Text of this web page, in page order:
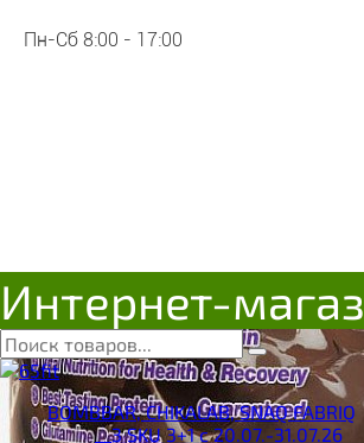
Пн-Сб 8:00 - 17:00
Интернет-
BOMBBAR, CHIKALAB, SNAQ FABRIQ
__3 SKU 3+1 с 20.07.-31.07.26